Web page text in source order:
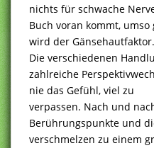
nichts für schwache
Buch voran kommt, umso
wird der Gänsehautfaktor.
Die verschiedenen
zahlreiche
nie das Gefühl, viel zu
verpassen. Nach und
Berührungspunkte und
verschmelzen zu einem